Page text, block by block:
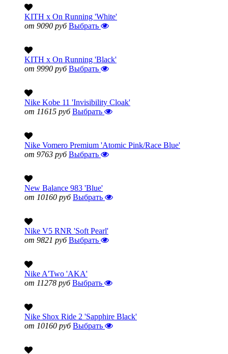
KITH x On Running 'White'
от 9090 руб Выбрать
KITH x On Running 'Black'
от 9990 руб Выбрать
Nike Kobe 11 'Invisibility Cloak'
от 11615 руб Выбрать
Nike Vomero Premium 'Atomic Pink/Race Blue'
от 9763 руб Выбрать
New Balance 983 'Blue'
от 10160 руб Выбрать
Nike V5 RNR 'Soft Pearl'
от 9821 руб Выбрать
Nike A'Two 'AKA'
от 11278 руб Выбрать
Nike Shox Ride 2 'Sapphire Black'
от 10160 руб Выбрать